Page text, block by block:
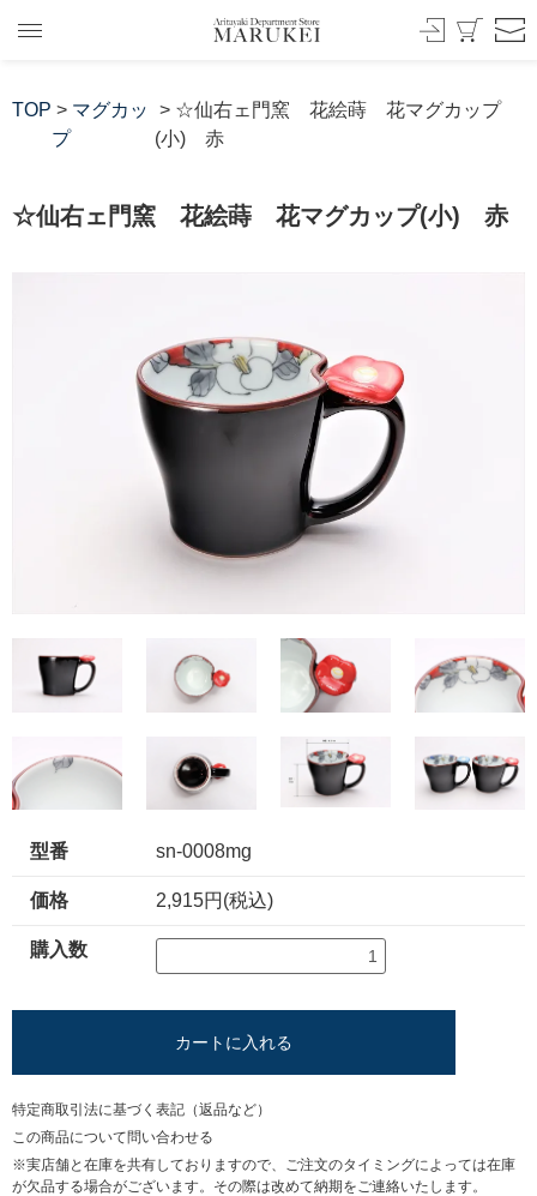
TOP > マグカッ
プ
> ☆仙右ェ門窯 花絵蒔 花マグカップ
(小) 赤
☆仙右ェ門窯 花絵蒔 花マグカップ(小) 赤
型番 sn-0008mg
価格 2,915円(税込)
購入数
カートに入れる
特定商取引法に基づく表記（返品など）
この商品について問い合わせる
※実店舗と在庫を共有しておりますので、ご注文のタイミングによっては在庫
が欠品する場合がございます。その際は改めて納期をご連絡いたします。